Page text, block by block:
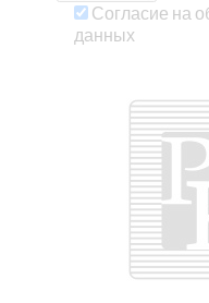
Согласие на
данных